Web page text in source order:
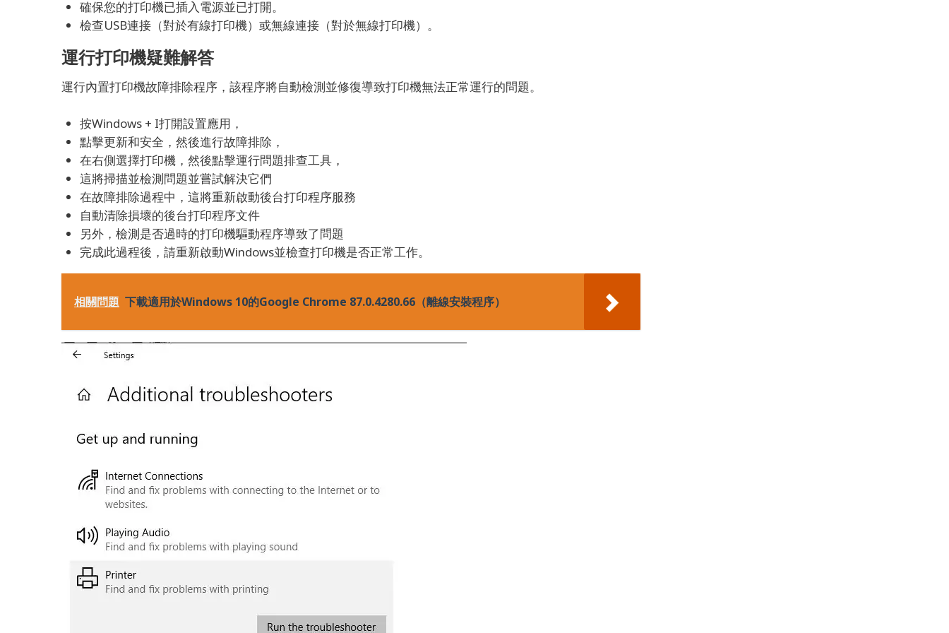
確保您的打印機已插入電源並已打開。
檢查USB連接（對於有線打印機）或無線連接（對於無線打印機）。
運行打印機疑難解答
運行內置打印機故障排除程序，該程序將自動檢測並修復導致打印機無法正常運行的問題。
按Windows + I打開設置應用，
點擊更新和安全，然後進行故障排除，
在右側選擇打印機，然後點擊運行問題排查工具，
這將掃描並檢測問題並嘗試解決它們
在故障排除過程中，這將重新啟動後台打印程序服務
自動清除損壞的後台打印程序文件
另外，檢測是否過時的打印機驅動程序導致了問題
完成此過程後，請重新啟動Windows並檢查打印機是否正常工作。
相關問題 下載適用於Windows 10的Google Chrome 87.0.4280.66（離線安裝程序）